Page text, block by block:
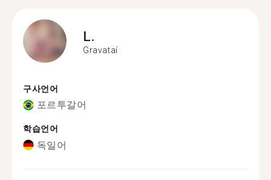
L.
Gravataí
구사언어
포르투갈어
학습언어
독일어